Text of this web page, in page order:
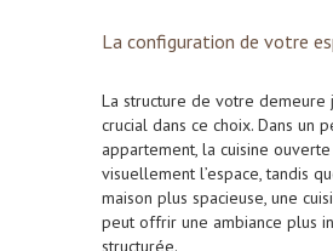
La configuration de votre
La structure de votre demeure
crucial dans ce choix. Dans un
appartement, la cuisine
visuellement l’espace, tandis
maison plus spacieuse, une
peut offrir une ambiance plus
structurée.